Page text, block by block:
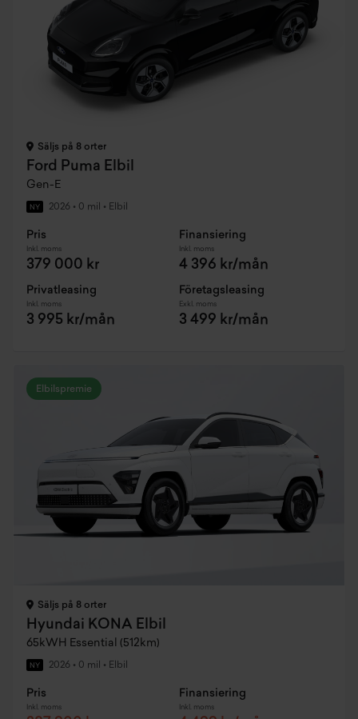
Säljs på 8 orter
Ford Puma Elbil
Gen-E
NY 2026 • 0 mil • Elbil
Pris
Inkl. moms
379 000 kr
Finansiering
Inkl. moms
4 396 kr/mån
Privatleasing
Inkl. moms
3 995 kr/mån
Företagsleasing
Exkl. moms
3 499 kr/mån
Elbilspremie
Säljs på 8 orter
Hyundai KONA Elbil
65kWH Essential (512km)
NY 2026 • 0 mil • Elbil
Pris
Inkl. moms
Finansiering
Inkl. moms